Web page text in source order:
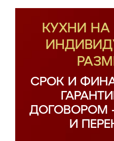
КУХНИ
СРОК И
ДОГОВОРОМ
И